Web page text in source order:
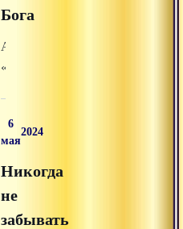
Бога
Аудиолекция
«Переход
власть
из
раздела
«аудиолекции»
6
мая
2024
Никогда
не
забывать